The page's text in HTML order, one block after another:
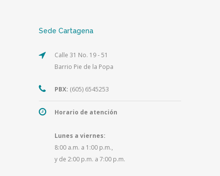
Sede Cartagena
Calle 31 No. 19 - 51
Barrio Pie de la Popa
PBX: (605) 6545253
Horario de atención
Lunes a viernes:
8:00 a.m. a 1:00 p.m.,
y de 2:00 p.m. a 7:00 p.m.